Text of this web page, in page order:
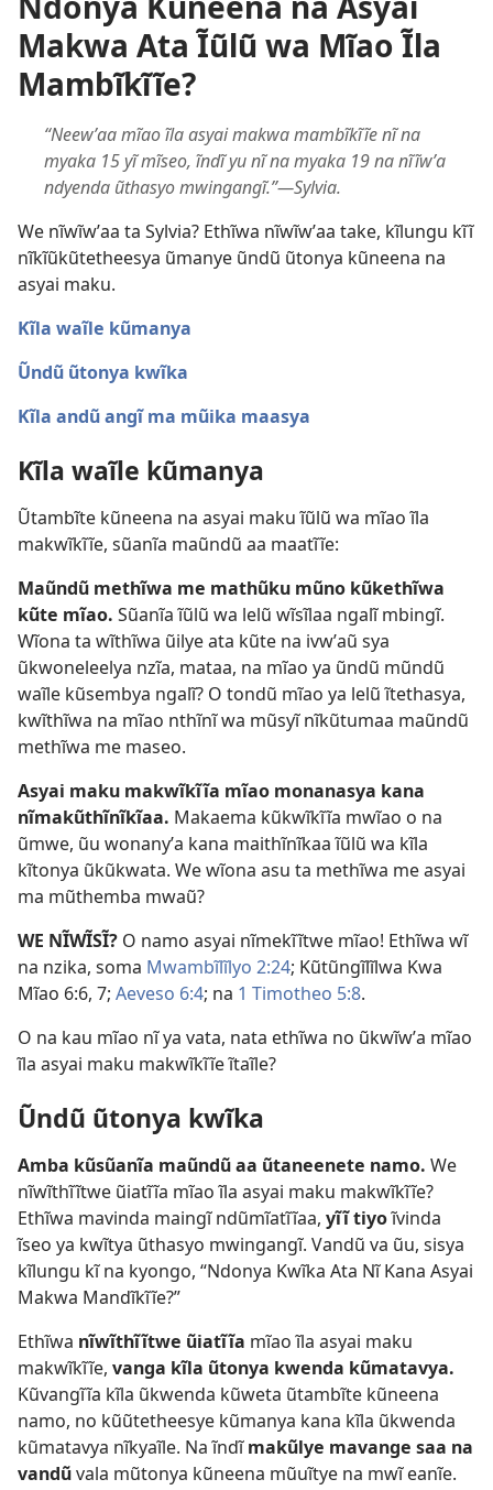
Makwa Ata Ĩũlũ wa Mĩao Ĩla
Mambĩkĩĩe?
“Neewʼaa mĩao ĩla asyai makwa mambĩkĩĩe nĩ na
myaka 15 yĩ mĩseo, ĩndĩ yu nĩ na myaka 19 na nĩĩwʼa
ndyenda ũthasyo mwingangĩ.”—Sylvia.
We nĩwĩwʼaa ta Sylvia? Ethĩwa nĩwĩwʼaa take, kĩlungu kĩĩ
nĩkĩũkũtetheesya ũmanye ũndũ ũtonya kũneena na
asyai maku.
Kĩla waĩle kũmanya
Ũndũ ũtonya kwĩka
Kĩla andũ angĩ ma mũika maasya
Kĩla waĩle kũmanya
Ũtambĩte kũneena na asyai maku ĩũlũ wa mĩao ĩla
makwĩkĩĩe, sũanĩa maũndũ aa maatĩĩe:
Maũndũ methĩwa me mathũku mũno kũkethĩwa
kũte mĩao. Sũanĩa ĩũlũ wa lelũ wĩsĩlaa ngalĩ mbingĩ.
Wĩona ta wĩthĩwa ũilye ata kũte na ivwʼaũ sya
ũkwoneleelya nzĩa, mataa, na mĩao ya ũndũ mũndũ
waĩle kũsembya ngalĩ? O tondũ mĩao ya lelũ ĩtethasya,
kwĩthĩwa na mĩao nthĩnĩ wa mũsyĩ nĩkũtumaa maũndũ
methĩwa me maseo.
Asyai maku makwĩkĩĩa mĩao monanasya kana
nĩmakũthĩnĩkĩaa. Makaema kũkwĩkĩĩa mwĩao o na
ũmwe, ũu wonanyʼa kana maithĩnĩkaa ĩũlũ wa kĩla
kĩtonya ũkũkwata. We wĩona asu ta methĩwa me asyai
ma mũthemba mwaũ?
WE NĨWĨSĨ? O namo asyai nĩmekĩĩtwe mĩao! Ethĩwa wĩ
na nzika, soma Mwambĩlĩlyo 2:24; Kũtũngĩlĩlwa Kwa
Mĩao 6:6, 7; Aeveso 6:4; na 1 Timotheo 5:8.
O na kau mĩao nĩ ya vata, nata ethĩwa no ũkwĩwʼa mĩao
ĩla asyai maku makwĩkĩĩe ĩtaĩle?
Ũndũ ũtonya kwĩka
Amba kũsũanĩa maũndũ aa ũtaneenete namo. We
nĩwĩthĩĩtwe ũiatĩĩa mĩao ĩla asyai maku makwĩkĩĩe?
Ethĩwa mavinda maingĩ ndũmĩatĩĩaa, yĩĩ tiyoĩvinda
ĩseo ya kwĩtya ũthasyo mwingangĩ. Vandũ va ũu, sisya
kĩlungu kĩ na kyongo, “Ndonya Kwĩka Ata Nĩ Kana Asyai
Makwa Mandĩkĩĩe?”
Ethĩwa nĩwĩthĩĩtwe ũiatĩĩa mĩao ĩla asyai maku
makwĩkĩĩe, vanga kĩla ũtonya kwenda kũmatavya.
Kũvangĩĩa kĩla ũkwenda kũweta ũtambĩte kũneena
namo, no kũũtetheesye kũmanya kana kĩla ũkwenda
kũmatavya nĩkyaĩle. Na ĩndĩmakũlye mavange saa na
vandũvala mũtonya kũneena mũuĩtye na mwĩ eanĩe.